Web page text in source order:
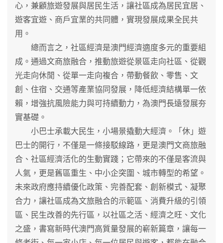
心，兼顧旅遊發展與居民生活，讓社區成為居民宜居、
遊客宜遊、商戶宜業的共同體，實現發展成果全民共
用。
總而言之，社區經濟是澳門經濟適度多元的重要組
成。通過文商旅融合，推動旅遊從景區走向社區、從觀
光走向休閒、從單一走向複合，帶動餐飲、零售、文
創、住宿、交通等產業協同發展，降低經濟結構單一依
賴，增強抗風險能力與可持續動力，為澳門長遠發展夯
實基礎。
小巴士承載大民生，小場景撬動大經濟。「休」遊
巴士的開行，不僅是一條接駁線路，更是澳門文商旅融
合、社區經濟活化的生動實踐；它帶來的不僅是客流與
人氣，更是舊區重生、中小企突圍、城市轉型的希望。
未來政府應持續優化政策、完善配套、創新模式、凝聚
合力，讓社區成為文旅融合的示範區、消費升級的引領
區、民生改善的先行區，以社區之活、經濟之旺、文化
之盛，書寫新時代澳門高質量發展的嶄新篇章，讓每一